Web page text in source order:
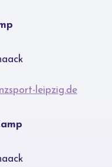
leipzig.de